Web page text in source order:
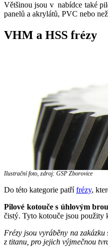
Většinou jsou v nabídce také
panelů a akrylátů, PVC nebo
VHM a HSS frézy
Ilustrační foto, zdroj: GSP Zborovice
Do této kategorie patřífrézy,
Pilové kotouče s úhlovým
čistý. Tyto kotouče jsou použity
Frézy jsou vyráběny na
z titanu, pro jejich výjmečnou